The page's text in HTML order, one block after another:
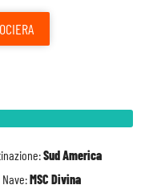
Sud America
Nave:MSC Divina